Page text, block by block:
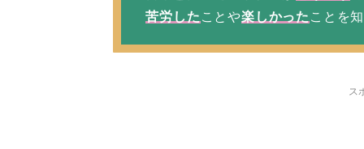
苦労した ことや楽しかった ことを
ス